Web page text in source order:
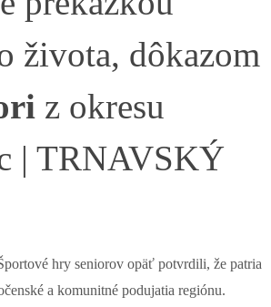
života, dôkazom
z okresu
| TRNAVSKÝ
hry seniorov opäť potvrdili, že patria
a komunitné podujatia regiónu.